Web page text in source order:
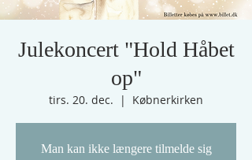
Julekoncert "Hold Håbet
op"
tirs. 20. dec.
  |
Købnerkirken
Man kan ikke længere tilmelde sig